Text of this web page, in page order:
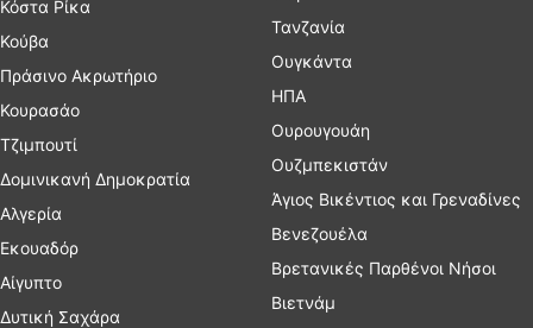
Κόστα Ρίκα
Κούβα
Πράσινο Ακρωτήριο
Κουρασάο
Τζιμπουτί
Δομινικανή Δημοκρατία
Αλγερία
Εκουαδόρ
Αίγυπτο
Δυτική Σαχάρα
Τανζανία
Ουγκάντα
ΗΠΑ
Ουρουγουάη
Ουζμπεκιστάν
Άγιος Βικέντιος και Γρεναδίνες
Βενεζουέλα
Βρετανικές Παρθένοι Νήσοι
Βιετνάμ